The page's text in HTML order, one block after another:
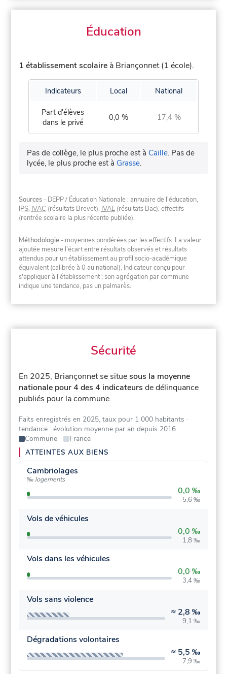
Éducation
1 établissement scolaire à Briançonnet (1 école).
Indicateurs Local National
Part d'élèves
dans le privé
0,0 % 17,4 %
Pas de collège, le plus proche est à Caille. Pas de
lycée, le plus proche est à Grasse.
Sources - DEPP / Éducation Nationale : annuaire de l'éducation,
IPS, IVAC (résultats Brevet), IVAL (résultats Bac), effectifs
(rentrée scolaire la plus récente publiée).
Méthodologie - moyennes pondérées par les effectifs. La valeur
ajoutée mesure l'écart entre résultats observés et résultats
attendus pour un établissement au profil socio-académique
équivalent (calibrée à 0 au national). Indicateur conçu pour
s'appliquer à l'établissement ; son agrégation par commune
indique une tendance, pas un palmarès.
Sécurité
En 2025, Briançonnet se situesous la moyenne
nationale pour 4 des 4 indicateurs de délinquance
publiés pour la commune.
Faits enregistrés en 2025, taux pour 1 000 habitants ·
tendance : évolution moyenne par an depuis 2016
Commune
France
ATTEINTES AUX BIENS
Cambriolages
‰ logements
0,0 ‰
5,6 ‰
Vols de véhicules
0,0 ‰
1,8 ‰
Vols dans les véhicules
0,0 ‰
3,4 ‰
Vols sans violence
≈ 2,8 ‰
9,1 ‰
Dégradations volontaires
≈ 5,5 ‰
7,9 ‰